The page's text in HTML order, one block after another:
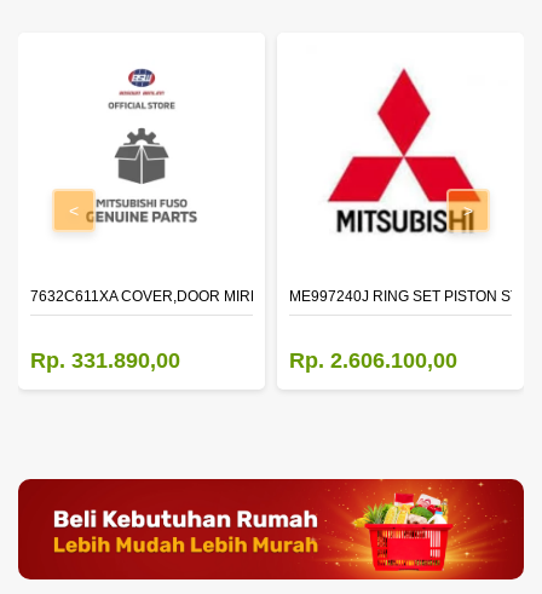
7632C611XA COVER,DOOR MIRROR,OTR LH
Rp. 331.890,00
ME997240J RING SET PISTON STD
Rp. 2.606.100,00
< >